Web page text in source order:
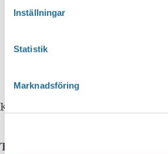
Inställningar
Statistik
Marknadsföring
Tillväxt Motala is not
mistakes in translations
Kontakta oss
Telefon